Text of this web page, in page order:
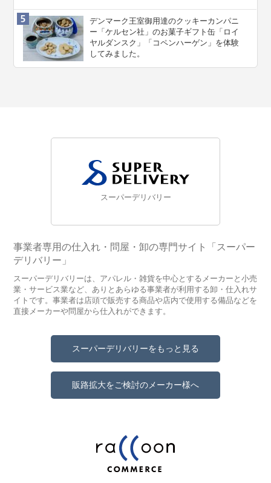
デンマーク王室御用達のクッキーカンパニ
ー「ケルセン社」のお菓子ギフト缶「ロイ
ヤルダンスク」「コペンハーゲン」を体験
してみました。
スーパーデリバリー
事業者専用の仕入れ・問屋・卸の専門サイト「スーパー
デリバリー」
スーパーデリバリーは、アパレル・雑貨を中心とするメーカーと小売
業・サービス業など、ありとあらゆる事業者が利用する卸・仕入れサ
イトです。事業者は店頭で販売する商品や店内で使用する備品などを
直接メーカーや問屋から仕入れができます。
スーパーデリバリーをもっと見る
販路拡大をご検討のメーカー様へ